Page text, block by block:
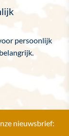
persoonlijk
nieuwsbrief: